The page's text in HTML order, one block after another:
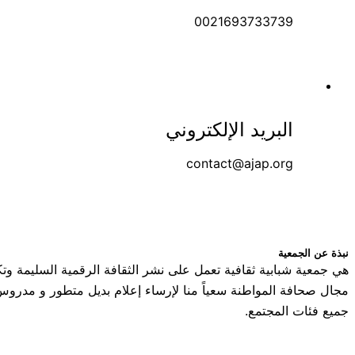
0021693733739
البريد الإلكتروني
contact@ajap.org
نبذة عن الجمعية
هي جمعية شبابية ثقافية تعمل على نشر الثقافة الرقمية السليمة
مجال صحافة المواطنة سعياً منا لإرساء إعلام بديل متطور و
جميع فئات المجتمع.